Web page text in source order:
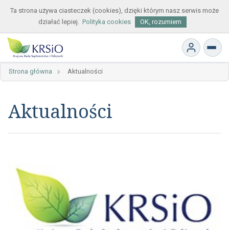
Ta strona używa ciasteczek (cookies), dzięki którym nasz serwis może
działać lepiej. Polityka cookies OK, rozumiem
Strona główna Aktualności
Aktualności